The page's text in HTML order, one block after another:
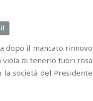
dopo il mancato rinnovo
viola di tenerlo fuori rosa
la società del Presidente